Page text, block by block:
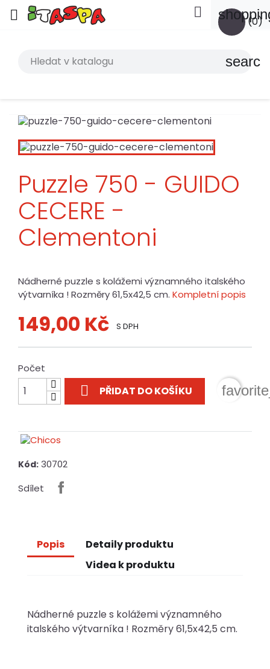
 (0)

search
Puzzle 750 - GUIDO
CECERE -
Clementoni
Nádherné puzzle s kolážemi významného italského
výtvarníka ! Rozměry 61,5x42,5 cm. Kompletní popis
149,00 Kč S DPH
Počet
 PŘIDAT DO KOŠÍKU
Kód: 30702
Sdílet
Popis
Detaily produktu
Videa k produktu
Nádherné puzzle s kolážemi významného
italského výtvarníka ! Rozměry 61,5x42,5 cm.